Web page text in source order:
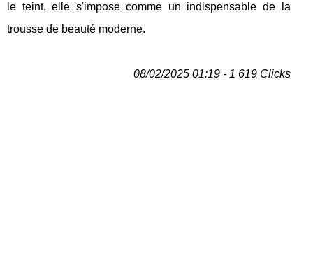
le teint, elle s'impose comme un indispensable de la
trousse de beauté moderne.
08/02/2025 01:19 - 1 619 Clicks